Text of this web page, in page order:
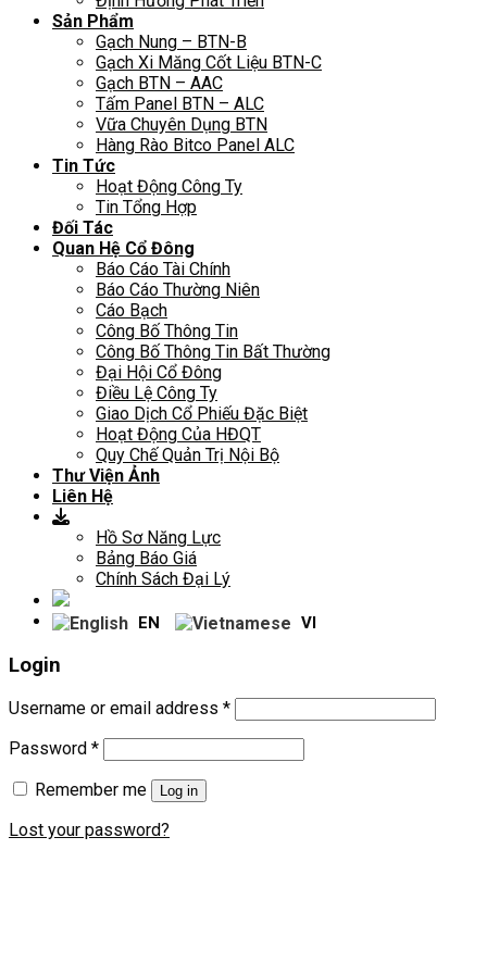
Sản Phẩm
Gạch Nung – BTN-B
Gạch Xi Măng Cốt Liệu BTN-C
Gạch BTN – AAC
Tấm Panel BTN – ALC
Vữa Chuyên Dụng BTN
Hàng Rào Bitco Panel ALC
Tin Tức
Hoạt Động Công Ty
Tin Tổng Hợp
Đối Tác
Quan Hệ Cổ Đông
Báo Cáo Tài Chính
Báo Cáo Thường Niên
Cáo Bạch
Công Bố Thông Tin
Công Bố Thông Tin Bất Thường
Đại Hội Cổ Đông
Điều Lệ Công Ty
Giao Dịch Cổ Phiếu Đặc Biệt
Hoạt Động Của HĐQT
Quy Chế Quản Trị Nội Bộ
Thư Viện Ảnh
Liên Hệ
Hồ Sơ Năng Lực
Bảng Báo Giá
Chính Sách Đại Lý
EN VI
Login
Username or email address *
Password *
Remember me
Log in
Lost your password?